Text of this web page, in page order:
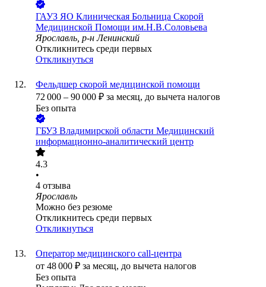
ГАУЗ ЯО Клиническая Больница Скорой
Медицинской Помощи им.Н.В.Соловьева
Ярославль, р-н Ленинский
Откликнитесь среди первых
Откликнуться
Фельдшер скорой медицинской помощи
72 000 – 90 000 ₽ за месяц, до вычета налогов
Без опыта
ГБУЗ Владимирской области Медицинский
информационно-аналитический центр
4.3
•
4 отзыва
Ярославль
Можно без резюме
Откликнитесь среди первых
Откликнуться
Оператор медицинского call-центра
от 48 000 ₽ за месяц, до вычета налогов
Без опыта